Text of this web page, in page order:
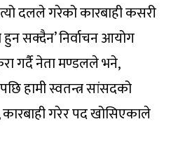
दलले गरेको कारबाही कसरी
सक्दैन’ निर्वाचन आयोग
गर्दै नेता मण्डलले भने,
हामी स्वतन्त्र सांसदको
कारबाही गरेर पद खोसिएकाले